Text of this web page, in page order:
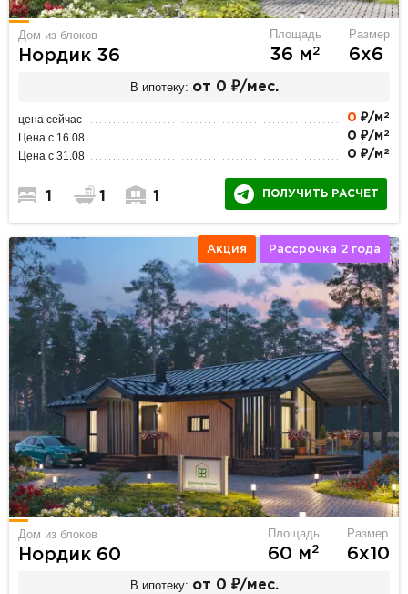
Дом из блоков
Нордик 36
Площадь
36 м2
Размер
6х6
В ипотеку: от 0 ₽/мес.
цена сейчас 0 ₽/м 2
Цена с 16.08 0 ₽/м 2
Цена с 31.08 0 ₽/м 2
1 1 1 ПОЛУЧИТЬ РАСЧЕТ
Акция Рассрочка 2 года
Дом из блоков
Нордик 60
Площадь
60 м2
Размер
6х10
В ипотеку: от 0 ₽/мес.